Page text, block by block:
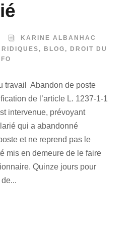
KARINE ALBANHAC
, BLOG ,
DROIT DU
travail Abandon de poste
de l’article L. 1237-1-1
intervenue, prévoyant
qui a abandonné
et ne reprend pas le
mis en demeure de le faire
Quinze jours pour